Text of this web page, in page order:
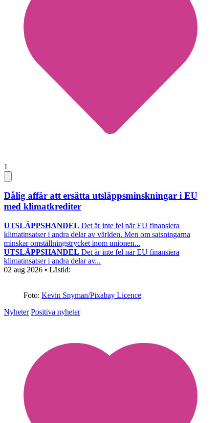
1
Dålig affär att ersätta utsläppsminskningar i EU
med klimatkrediter
UTSLÄPPSHANDEL Det är inte fel när EU finansiera
klimatinsatser i andra delar av världen. Men om satsningarna
minskar omställningstrycket inom unionen...
UTSLÄPPSHANDEL Det är inte fel när EU finansiera
klimatinsatser i andra delar av...
02 aug 2026 • Lästid:
Foto: Kevin Snyman/Pixabay Licence
Nyheter Positiva nyheter